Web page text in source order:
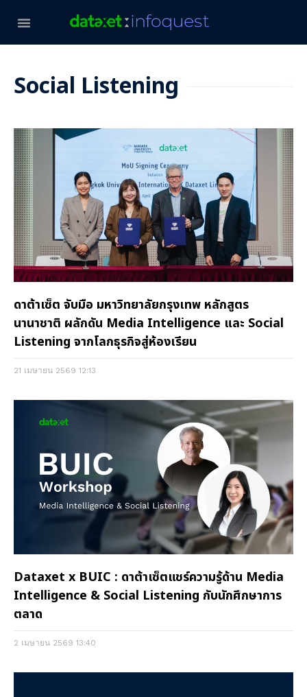
Social Listening
ดาต้าเซ็ต จับมือ มหาวิทยาลัยกรุงเทพ หลักสูตร
นานาชาติ ผลักดัน Media Intelligence และ Social
Listening จากโลกธุรกิจสู่ห้องเรียน
21 เมษายน 2569 12:13
Dataxet x BUIC : ดาต้าเซ็ตแชร์ความรู้ด้าน Media
Intelligence & Social Listening กับนักศึกษาการ
ตลาด
2 เมษายน 2569 13:40